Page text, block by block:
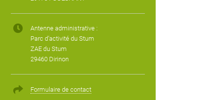
Antenne administrative :
Parc d’activité du Stum
ZAE du Stum
29460 Dirinon
Formulaire de contact